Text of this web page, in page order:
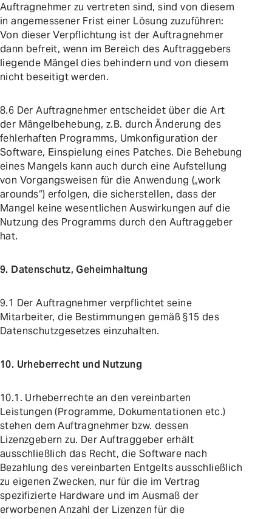
Auftragnehmer zu vertreten sind, sind von diesem
in angemessener Frist einer Lösung zuzuführen:
Von dieser Verpflichtung ist der Auftragnehmer
dann befreit, wenn im Bereich des Auftraggebers
liegende Mängel dies behindern und von diesem
nicht beseitigt werden.
8.6 Der Auftragnehmer entscheidet über die Art
der Mängelbehebung, z.B. durch Änderung des
fehlerhaften Programms, Umkonfiguration der
Software, Einspielung eines Patches. Die Behebung
eines Mangels kann auch durch eine Aufstellung
von Vorgangsweisen für die Anwendung („work
arounds“) erfolgen, die sicherstellen, dass der
Mangel keine wesentlichen Auswirkungen auf die
Nutzung des Programms durch den Auftraggeber
hat.
9. Datenschutz, Geheimhaltung
9.1 Der Auftragnehmer verpflichtet seine
Mitarbeiter, die Bestimmungen gemäß §15 des
Datenschutzgesetzes einzuhalten.
10. Urheberrecht und Nutzung
10.1. Urheberrechte an den vereinbarten
Leistungen (Programme, Dokumentationen etc.)
stehen dem Auftragnehmer bzw. dessen
Lizenzgebern zu. Der Auftraggeber erhält
ausschließlich das Recht, die Software nach
Bezahlung des vereinbarten Entgelts ausschließlich
zu eigenen Zwecken, nur für die im Vertrag
spezifizierte Hardware und im Ausmaß der
erworbenen Anzahl der Lizenzen für die